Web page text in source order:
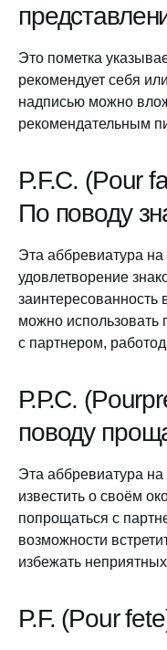
Это пометка
рекомендует себя
надписью можно
рекомендательным
P.F.C. (Pour
По поводу
Эта аббревиатура
удовлетворение
можно использовать
с партнером,
Р.Р.С.
поводу
Эта аббревиатура на
известить о своём
попрощаться с
возможности
избежать
P.F. (Pour